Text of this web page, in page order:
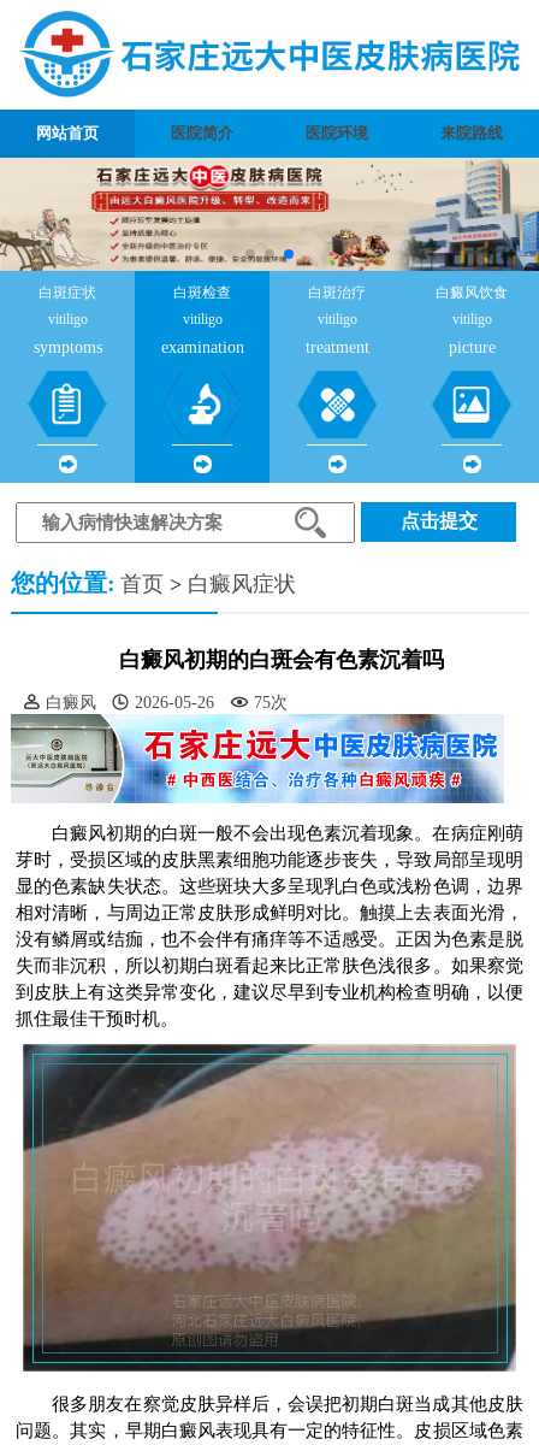
网站首页 医院简介 医院环境 来院路线
白斑症状
vitiligo
symptoms
白斑检查
vitiligo
examination
白斑治疗
vitiligo
treatment
白癜风饮食
vitiligo
picture
点击提交
您的位置: 首页> 白癜风症状
白癜风初期的白斑会有色素沉着吗
白癜风 2026-05-26 75次
白癜风初期的白斑一般不会出现色素沉着现象。在病症刚萌
芽时，受损区域的皮肤黑素细胞功能逐步丧失，导致局部呈现明
显的色素缺失状态。这些斑块大多呈现乳白色或浅粉色调，边界
相对清晰，与周边正常皮肤形成鲜明对比。触摸上去表面光滑，
没有鳞屑或结痂，也不会伴有痛痒等不适感受。正因为色素是脱
失而非沉积，所以初期白斑看起来比正常肤色浅很多。如果察觉
到皮肤上有这类异常变化，建议尽早到专业机构检查明确，以便
抓住最佳干预时机。
很多朋友在察觉皮肤异样后，会误把初期白斑当成其他皮肤
问题。其实，早期白癜风表现具有一定的特征性。皮损区域色素